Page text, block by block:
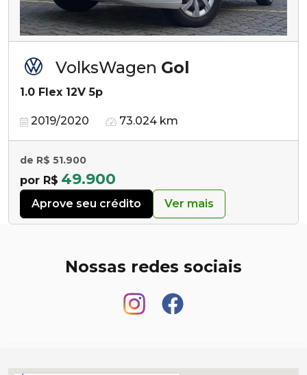
VolksWagen Gol
1.0 Flex 12V 5p
2019/2020 73.024 km
de R$ 51.900
por R$ 49.900
Aprove seu crédito Ver mais
Nossas redes sociais